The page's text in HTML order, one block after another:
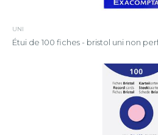
UNI
Étui de 100 fiches - bristol uni non